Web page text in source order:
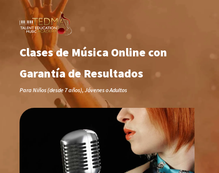
Clases de Música Online con
Garantía de Resultados
Para Niños (desde 7 años), Jóvenes o Adultos